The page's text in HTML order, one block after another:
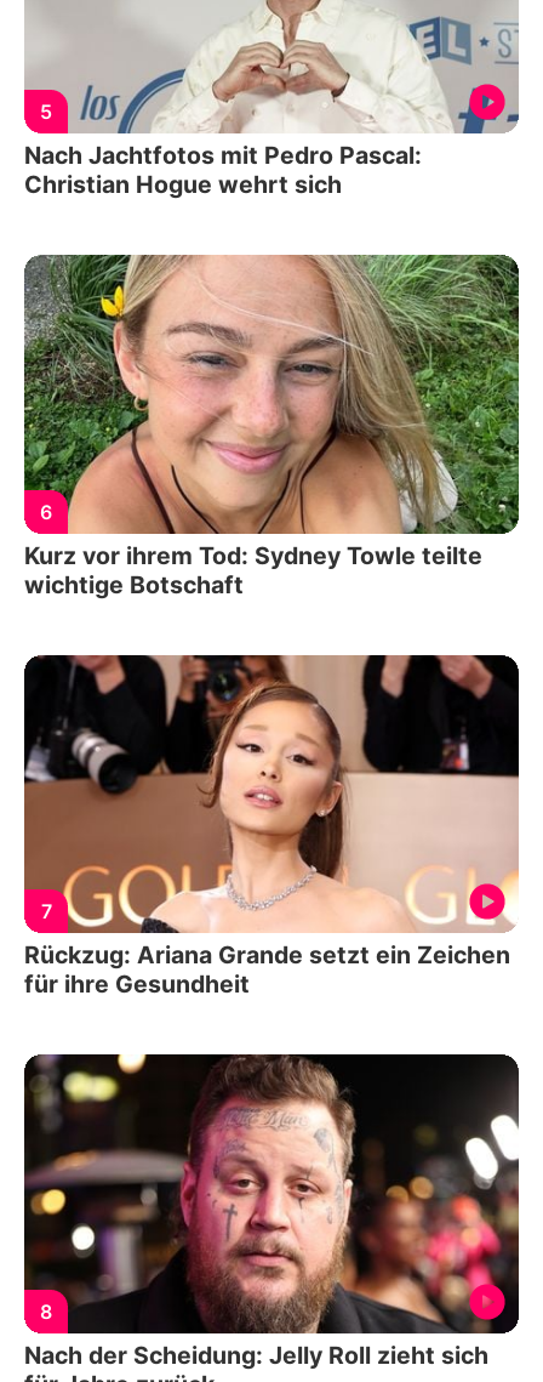
5
Nach Jachtfotos mit Pedro Pascal:
Christian Hogue wehrt sich
6
Kurz vor ihrem Tod: Sydney Towle teilte
wichtige Botschaft
7
Rückzug: Ariana Grande setzt ein Zeichen
für ihre Gesundheit
8
Nach der Scheidung: Jelly Roll zieht sich